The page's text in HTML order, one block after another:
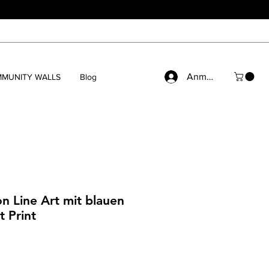
WALLS Blog Anmelden
Line Art mit blauen
Print